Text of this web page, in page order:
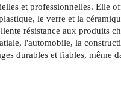
et professionnelles. Elle
le verre et la
résistance aux produits
l'automobile, la
durables et fiables, même